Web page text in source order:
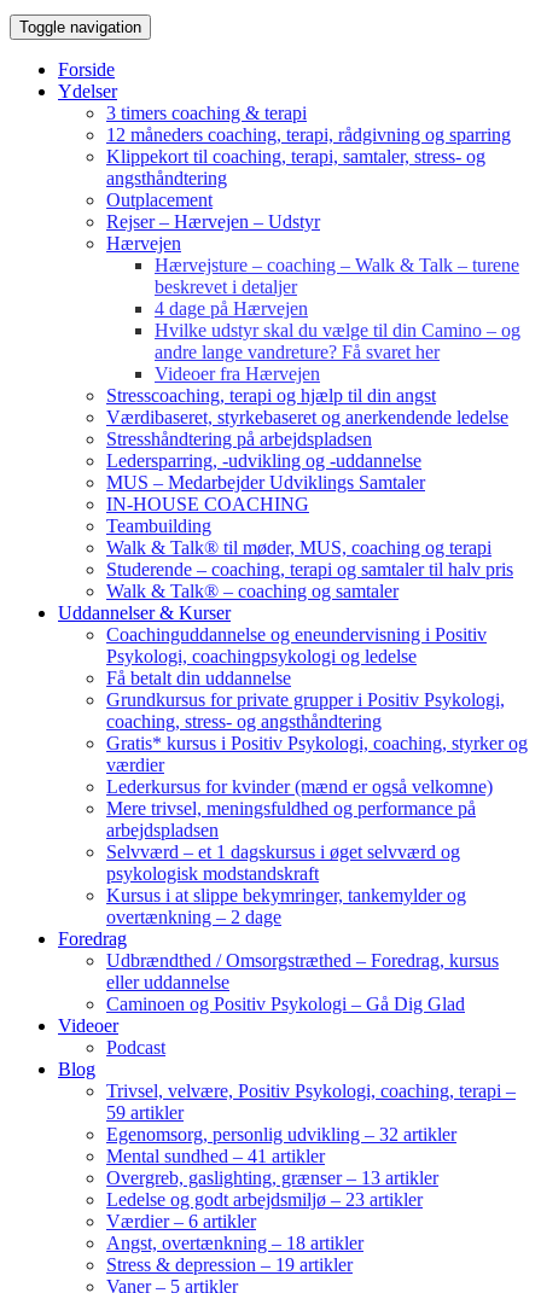
Toggle navigation
Forside
Ydelser
3 timers coaching & terapi
12 måneders coaching, terapi, rådgivning og sparring
Klippekort til coaching, terapi, samtaler, stress- og
angsthåndtering
Outplacement
Rejser – Hærvejen – Udstyr
Hærvejen
Hærvejsture – coaching – Walk & Talk – turene
beskrevet i detaljer
4 dage på Hærvejen
Hvilke udstyr skal du vælge til din Camino – og
andre lange vandreture? Få svaret her
Videoer fra Hærvejen
Stresscoaching, terapi og hjælp til din angst
Værdibaseret, styrkebaseret og anerkendende ledelse
Stresshåndtering på arbejdspladsen
Ledersparring, -udvikling og -uddannelse
MUS – Medarbejder Udviklings Samtaler
IN-HOUSE COACHING
Teambuilding
Walk & Talk® til møder, MUS, coaching og terapi
Studerende – coaching, terapi og samtaler til halv pris
Walk & Talk® – coaching og samtaler
Uddannelser & Kurser
Coachinguddannelse og eneundervisning i Positiv
Psykologi, coachingpsykologi og ledelse
Få betalt din uddannelse
Grundkursus for private grupper i Positiv Psykologi,
coaching, stress- og angsthåndtering
Gratis* kursus i Positiv Psykologi, coaching, styrker og
værdier
Lederkursus for kvinder (mænd er også velkomne)
Mere trivsel, meningsfuldhed og performance på
arbejdspladsen
Selvværd – et 1 dagskursus i øget selvværd og
psykologisk modstandskraft
Kursus i at slippe bekymringer, tankemylder og
overtænkning – 2 dage
Foredrag
Udbrændthed / Omsorgstræthed – Foredrag, kursus
eller uddannelse
Caminoen og Positiv Psykologi – Gå Dig Glad
Videoer
Podcast
Blog
Trivsel, velvære, Positiv Psykologi, coaching, terapi –
59 artikler
Egenomsorg, personlig udvikling – 32 artikler
Mental sundhed – 41 artikler
Overgreb, gaslighting, grænser – 13 artikler
Ledelse og godt arbejdsmiljø – 23 artikler
Værdier – 6 artikler
Angst, overtænkning – 18 artikler
Stress & depression – 19 artikler
Vaner – 5 artikler